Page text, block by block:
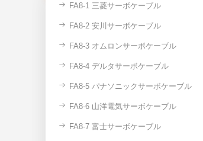
FA8-1 三菱サーボケーブル
FA8-2 安川サーボケーブル
FA8-3 オムロンサーボケーブル
FA8-4 デルタサーボケーブル
FA8-5 パナソニックサーボケーブル
FA8-6 山洋電気サーボケーブル
FA8-7 富士サーボケーブル